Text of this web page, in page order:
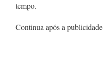
tempo.
Continua após a publicidade